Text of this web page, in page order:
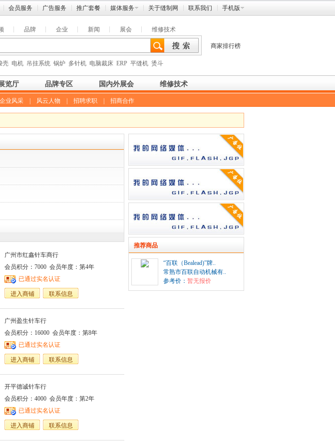
会员服务 广告服务 推广套餐 媒体服务 关于缝制网 联系我们 手机版
品牌 企业 新闻 展会 维修技术
壳 电机 吊挂系统 锅炉 多针机 电脑裁床 ERP 平缝机 烫斗
商家排行榜
览厅 品牌专区 国内外展会 维修技术
企业风采 风云人物 招聘求职 招商合作
广州市红鑫针车商行
会员积分：7000 会员年度：第4年
已通过实名认证
进入商铺 联系信息
广州盈生针车行
会员积分：16000 会员年度：第8年
已通过实名认证
进入商铺 联系信息
开平德诚针车行
会员积分：4000 会员年度：第2年
已通过实名认证
进入商铺 联系信息
推荐商品
“百联（Bealead)”牌..
常熟市百联自动机械有..
参考价： 暂无报价